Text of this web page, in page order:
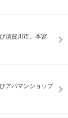
須賀川市、本宮
アパマンショップ